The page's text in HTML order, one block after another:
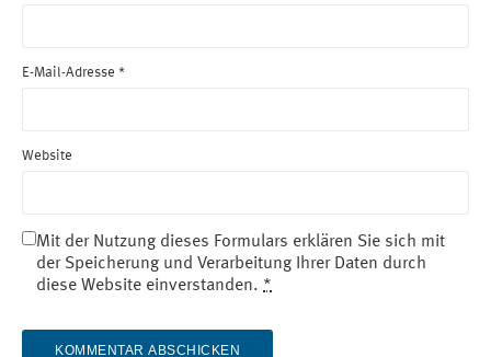
E-Mail-Adresse *
Website
Mit der Nutzung dieses Formulars erklären Sie sich mit
der Speicherung und Verarbeitung Ihrer Daten durch
diese Website einverstanden. *